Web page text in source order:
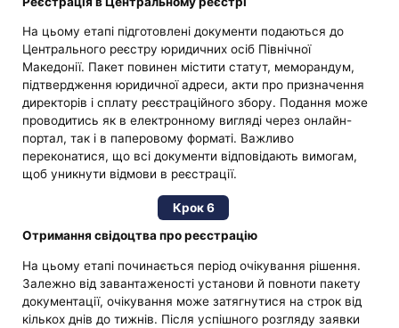
На цьому етапі підготовлені документи подаються до
Центрального реєстру юридичних осіб Північної
Македонії. Пакет повинен містити статут, меморандум,
підтвердження юридичної адреси, акти про призначення
директорів і сплату реєстраційного збору. Подання може
проводитись як в електронному вигляді через онлайн-
портал, так і в паперовому форматі. Важливо
переконатися, що всі документи відповідають вимогам,
щоб уникнути відмови в реєстрації.
Крок 6
Отримання свідоцтва про реєстрацію
На цьому етапі починається період очікування рішення.
Залежно від завантаженості установи й повноти пакету
документації, очікування може затягнутися на строк від
кількох днів до тижнів. Після успішного розгляду заявки